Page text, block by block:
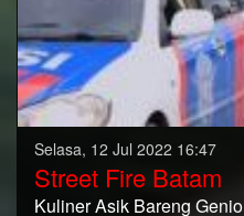
Selasa, 12 Jul 2022 16:47
Street Fire Batam
Kuliner Asik Bareng Genio